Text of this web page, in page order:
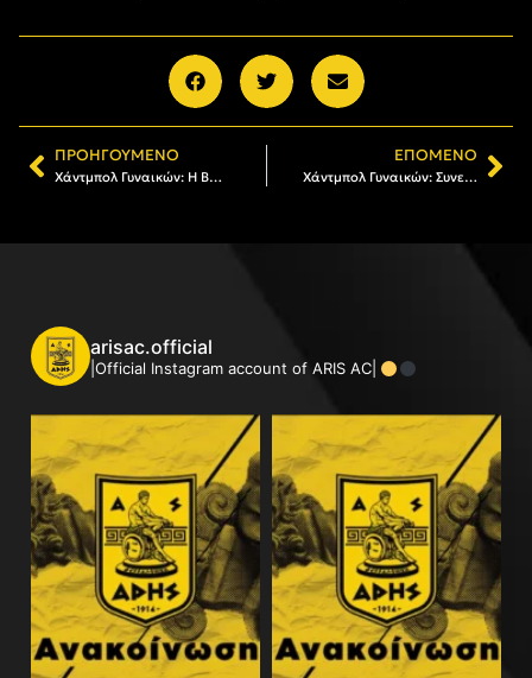
ΠΡΟΗΓΟΎΜΕΝΟ
Χάντμπολ Γυναικών: Η Βασιλική Μπέκου προπονήτρια τερματοφυλάκων σε όλα τα τμήματα
ΕΠΌΜΕΝΟ
Χάντμπολ Γυναικών: Συνεχίζει στον ΑΡΗ η Αμαρυλλίς Σκουρτάι
arisac.official
|Official Instagram account of ARIS AC|